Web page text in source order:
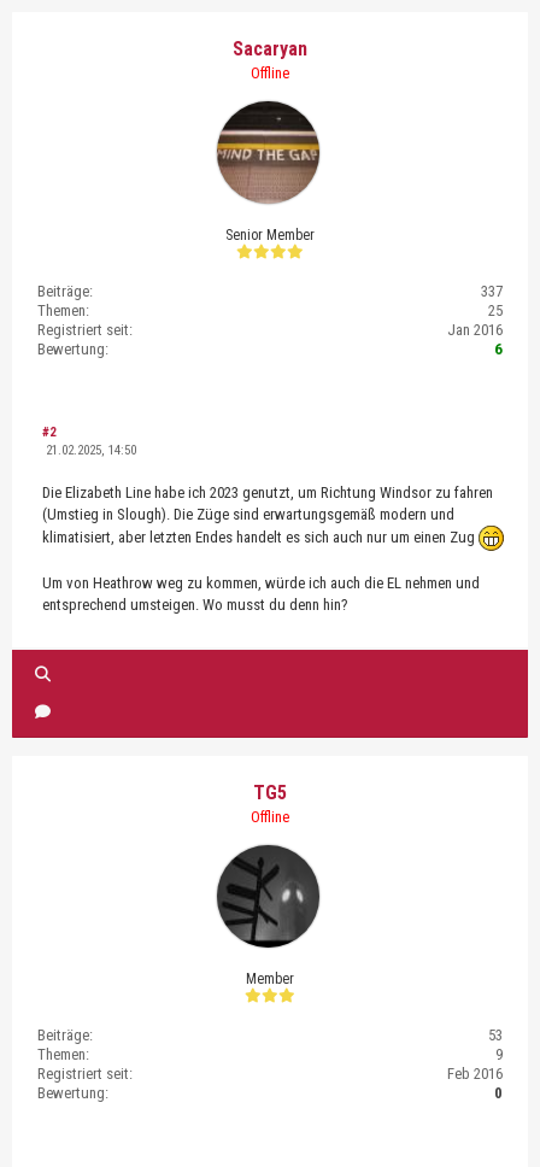
Sacaryan
Offline
Senior Member
Beiträge:
337
Themen:
25
Registriert seit:
Jan 2016
Bewertung:
6
#2
21.02.2025, 14:50
Die Elizabeth Line habe ich 2023 genutzt, um Richtung Windsor zu fahren
(Umstieg in Slough). Die Züge sind erwartungsgemäß modern und
klimatisiert, aber letzten Endes handelt es sich auch nur um einen Zug
Um von Heathrow weg zu kommen, würde ich auch die EL nehmen und
entsprechend umsteigen. Wo musst du denn hin?
TG5
Offline
Member
Beiträge:
53
Themen:
9
Registriert seit:
Feb 2016
Bewertung:
0